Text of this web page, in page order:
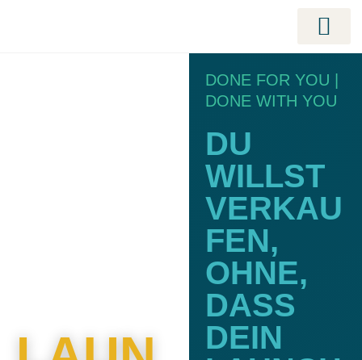
DONE FOR YOU |
DONE WITH YOU
DU
WILLST
VERKAU
FEN,
OHNE,
DASS
DEIN